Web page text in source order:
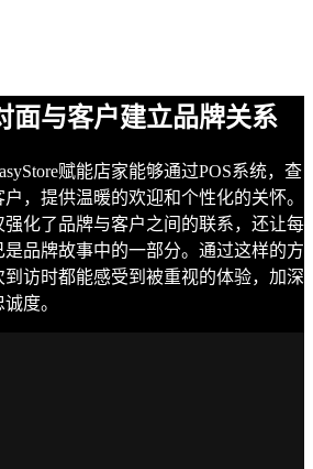
面与客户建立品牌关系
赋能店家能够通过POS系统，查
，提供温暖的欢迎和个性化的关怀。
化了品牌与客户之间的联系，还让每
品牌故事中的一部分。通过这样的方
访时都能感受到被重视的体验，加深
度。